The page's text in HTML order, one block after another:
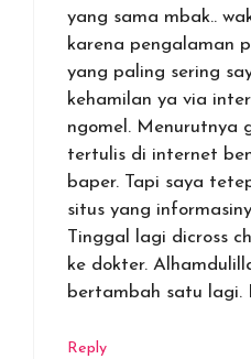
yang sama mbak..
karena pengalaman
yang paling sering
kehamilan ya via
ngomel. Menurutnya
tertulis di internet
baper. Tapi saya
situs yang
Tinggal lagi dicross
ke dokter.
bertambah satu lagi.
Reply